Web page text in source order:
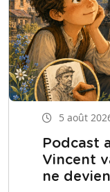
5 août
Podcast
Vincent
ne